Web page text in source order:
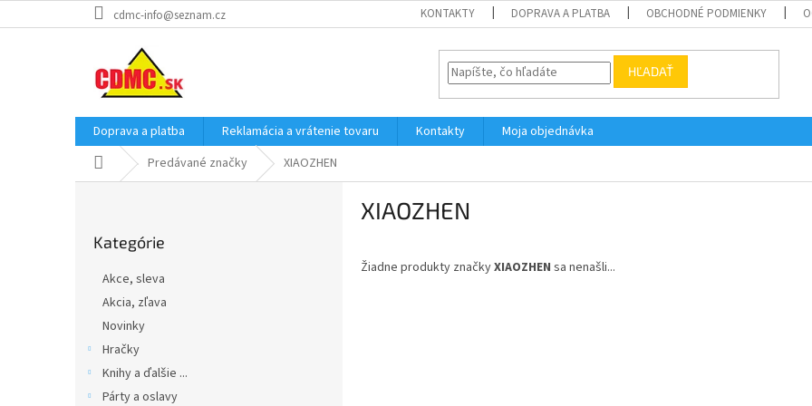
na
cdmc-info@seznam.cz KONTAKTY DOPRAVA A PLATBA OBCHODNÉ PODMIENKY
HĽADAŤ
Doprava a platba Reklamácia a vrátenie tovaru Kontakty
Moja objednávka
DomovPredávané značky XIAOZHEN
kategórie
Kategórie
Akce, sleva
Akcia, zľava
Novinky
Hračky
Knihy a ďalšie ...
Párty a oslavy
XIAOZHEN
Žiadne produkty značkyXIAOZHEN sa nenašli...